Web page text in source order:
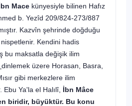
Mace künyesiyle bilinen Hafız
b. Yezîd 209/824-273/887
Kazvîn şehrinde doğduğu
Kendini hadis
bu maksatla değişik ilim
dinlemek üzere Horasan, Basra,
gibi merkezlere ilim
Ebu Ya'la el Halılî, İbn Mâce
biridir, büyüktür. Bu konu